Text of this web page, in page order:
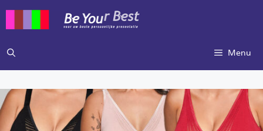
inhoud
Menu